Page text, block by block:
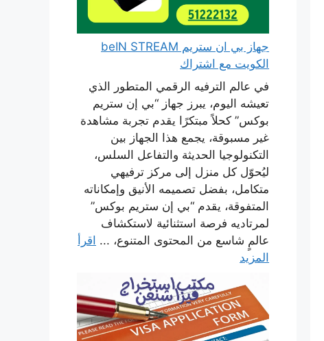
جهاز بي ان ستريم beIN STREAM
الكويت مع اشتراك
في عالم الترفيه الرقمي المتطور الذي
تعيشه اليوم، يبرز جهاز “بي إن ستريم
بوكس” كحلاً مبتكرًا يقدم تجربة مشاهدة
غير مسبوقة، يجمع هذا الجهاز بين
التكنولوجيا الحديثة والتفاعل السلس،
ليُحوّل كل منزل إلى مركز ترفيهي
متكامل، بفضل تصميمه الأنيق وإمكاناته
المتفوقة، يقدم “بي إن ستريم بوكس”
لمرتاديه فرصة استثنائية لاستكشاف
عالمٍ شاسع من المحتوى المتنوع، ... اقرأ
المزيد